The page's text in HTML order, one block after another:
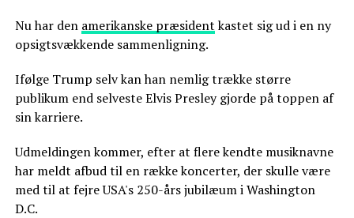
Nu har den amerikanske præsidentkastet sig ud i en ny
opsigtsvækkende sammenligning.
Ifølge Trump selv kan han nemlig trække større
publikum end selveste Elvis Presley gjorde på toppen af
sin karriere.
Udmeldingen kommer, efter at flere kendte musiknavne
har meldt afbud til en række koncerter, der skulle være
med til at fejre USA's 250-års jubilæum i Washington
D.C.